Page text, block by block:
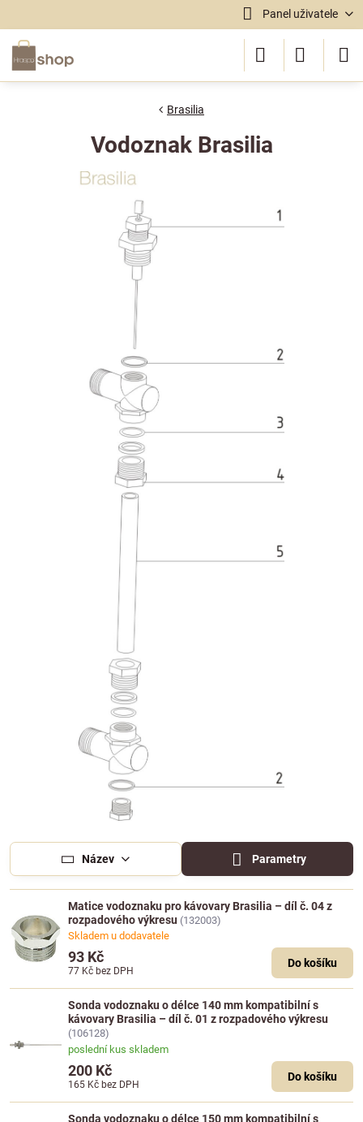
Panel uživatele
Brasilia
Vodoznak Brasilia
Název Parametry
Matice vodoznaku pro kávovary Brasilia – díl č. 04 z
rozpadového výkresu (132003)
Skladem u dodavatele
93 Kč
77 Kč bez DPH
Do košíku
Sonda vodoznaku o délce 140 mm kompatibilní s
kávovary Brasilia – díl č. 01 z rozpadového výkresu
(106128)
poslední kus skladem
200 Kč
165 Kč bez DPH
Do košíku
Sonda vodoznaku o délce 150 mm kompatibilní s